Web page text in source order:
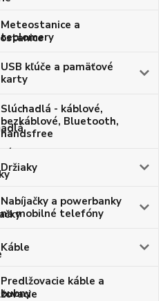
Meteostanice a
teplomery
USB kľúče a pamäťové
karty
Slúchadlá - káblové,
bezkáblové, Bluetooth,
handsfree
Držiaky
Nabíjačky a powerbanky
na mobilné telefóny
Káble
Predlžovacie káble a
bubny